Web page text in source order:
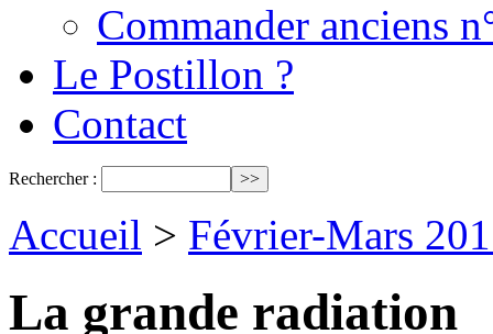
Commander anciens
Le Postillon ?
Contact
Rechercher :
Accueil > Février-Mars
La grande radiation